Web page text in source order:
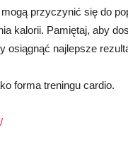
przyczynić się do
kalorii. Pamiętaj, aby
osiągnąć najlepsze
forma treningu cardio.